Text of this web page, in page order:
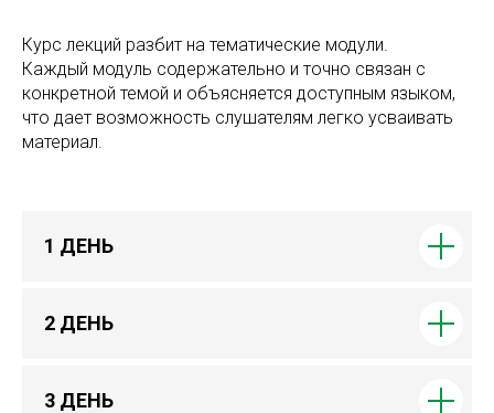
Курс лекций разбит на тематические модули.
Каждый модуль содержательно и точно связан с
конкретной темой и объясняется доступным языком,
что дает возможность слушателям легко усваивать
материал.
1 ДЕНЬ
2 ДЕНЬ
3 ДЕНЬ